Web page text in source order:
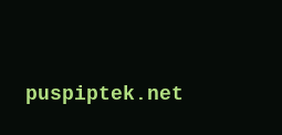
puspiptek.net